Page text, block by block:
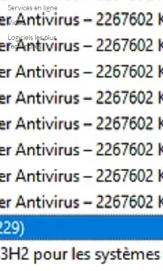
Services en ligne
Video
Logiciels les plus
recherchés